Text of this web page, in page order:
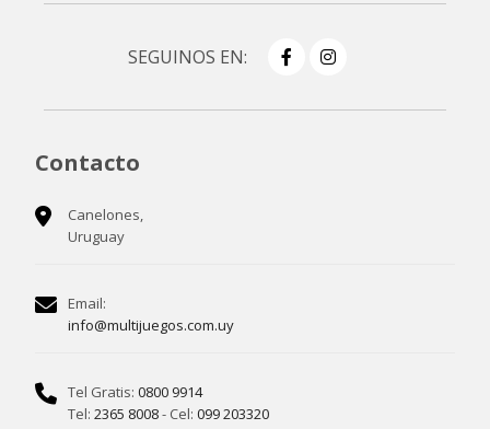
SEGUINOS EN:
Contacto
Canelones,
Uruguay
Email:
info@multijuegos.com.uy
Tel Gratis: 0800 9914
Tel: 2365 8008- Cel: 099 203320